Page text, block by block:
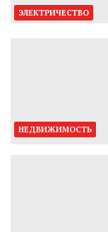
ЭЛЕКТРИЧЕСТВО
НЕДВИЖИМОСТЬ